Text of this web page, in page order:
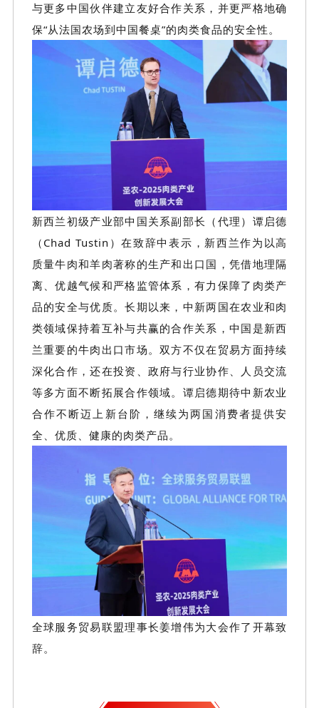
与更多中国伙伴建立友好合作关系，并更严格地确
保“从法国农场到中国餐桌”的肉类食品的安全性。
新西兰初级产业部中国关系副部长（代理）谭启德
（ Chad Tustin）在致辞中表示，新西兰作为以高
质量牛肉和羊肉著称的生产和出口国，凭借地理隔
离、优越气候和严格监管体系，有力保障了肉类产
品的安全与优质。长期以来，中新两国在农业和肉
类领域保持着互补与共赢的合作关系，中国是新西
兰重要的牛肉出口市场。双方不仅在贸易方面持续
深化合作，还在投资、政府与行业协作、人员交流
等多方面不断拓展合作领域。谭启德期待中新农业
合作不断迈上新台阶，继续为两国消费者提供安
全、优质、健康的肉类产品。
全球服务贸易联盟理事长姜增伟为大会作了 开幕致
辞。